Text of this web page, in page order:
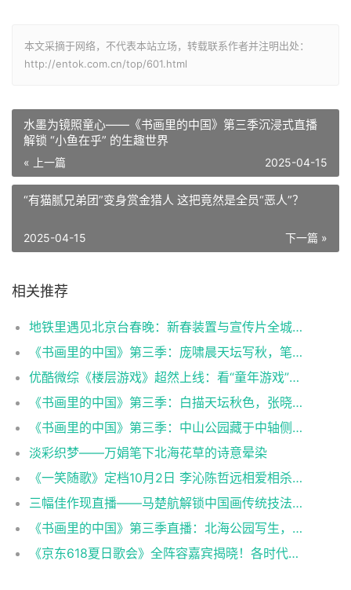
本文采摘于网络，不代表本站立场，转载联系作者并注明出处：
http://entok.com.cn/top/601.html
水墨为镜照童心——《书画里的中国》第三季沉浸式直播
解锁 “小鱼在乎” 的生趣世界
« 上一篇 2025-04-15
“有猫腻兄弟团”变身赏金猎人 这把竟然是全员“恶人”？
下一篇 »
2025-04-15
相关推荐
地铁里遇见北京台春晚：新春装置与宣传片全城上线
《书画里的中国》第三季：庞啸晨天坛写秋，笔墨绘就千年韵
优酷微综《楼层游戏》超然上线：看“童年游戏”爆改“成人局”！
《书画里的中国》第三季：白描天坛秋色，张晓瑜笔端花卉寄清秋
《书画里的中国》第三季：中山公园藏于中轴侧的古园景致，借景故宫诉春秋
淡彩织梦——万娟笔下北海花草的诗意晕染​
《一笑随歌》定档10月2日 李沁陈哲远相爱相杀上演“双强”博弈
三幅佳作现直播——马楚航解锁中国画传统技法与现场创作
《书画里的中国》第三季直播：北海公园写生，三幅画作定格园居意趣
《京东618夏日歌会》全阵容嘉宾揭晓！各时代的记忆来袭